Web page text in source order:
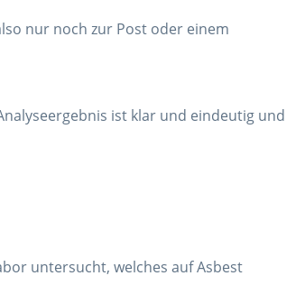
nur noch zur Post oder einem
ist klar und eindeutig und
untersucht, welches auf Asbest